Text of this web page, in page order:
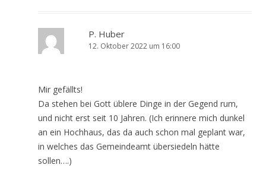
P. Huber
12. Oktober 2022 um 16:00
Mir gefällts!
Da stehen bei Gott üblere Dinge in der Gegend rum,
und nicht erst seit 10 Jahren. (Ich erinnere mich dunkel
an ein Hochhaus, das da auch schon mal geplant war,
in welches das Gemeindeamt übersiedeln hätte
sollen….)